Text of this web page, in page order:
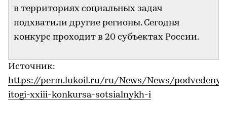
в территориях социальных задач
подхватили другие регионы. Сегодня
конкурс проходит в 20 субъектах России.
Источник:
https://perm.lukoil.ru/ru/News/News/podvedeny-
itogi-xxiii-konkursa-sotsialnykh-i